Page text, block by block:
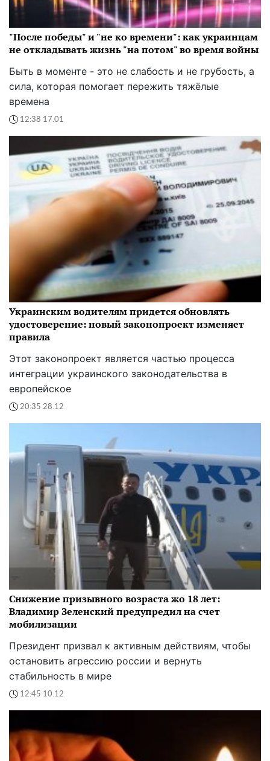
"После победы" и "не ко времени": как украинцам
не откладывать жизнь "на потом" во время войны
Быть в моменте - это не слабость и не грубость, а
сила, которая помогает пережить тяжёлые
времена
12:38 17.01
Украинским водителям придется обновлять
удостоверение: новый законопроект изменяет
правила
Этот законопроект является частью процесса
интеграции украинского законодательства в
европейское
20:35 28.12
Снижение призывного возраста жо 18 лет:
Владимир Зеленский предупредил на счет
мобилизации
Президент призвал к активным действиям, чтобы
остановить агрессию россии и вернуть
стабильность в мире
12:45 10.12